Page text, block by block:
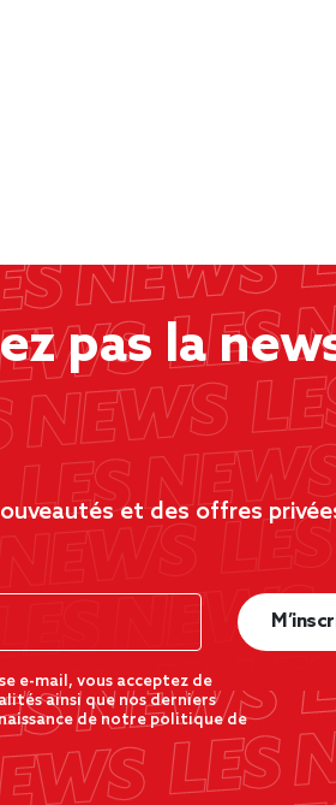
pas la
et des offres
e-mail, vous acceptez de
ainsi que nos derniers
de notre politique de